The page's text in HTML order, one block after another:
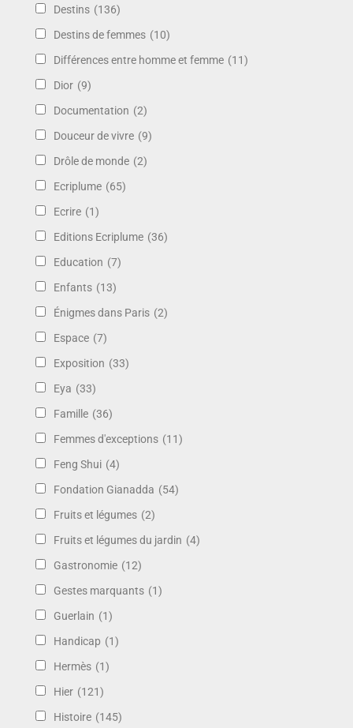
Destins (136)
Destins de femmes (10)
Différences entre homme et femme (11)
Dior (9)
Documentation (2)
Douceur de vivre (9)
Drôle de monde (2)
Ecriplume (65)
Ecrire (1)
Editions Ecriplume (36)
Education (7)
Enfants (13)
Énigmes dans Paris (2)
Espace (7)
Exposition (33)
Eya (33)
Famille (36)
Femmes d'exceptions (11)
Feng Shui (4)
Fondation Gianadda (54)
Fruits et légumes (2)
Fruits et légumes du jardin (4)
Gastronomie (12)
Gestes marquants (1)
Guerlain (1)
Handicap (1)
Hermès (1)
Hier (121)
Histoire (145)